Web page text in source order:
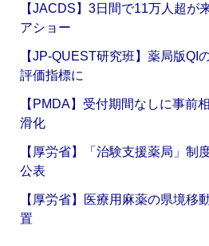
【JACDS】3日間で11万人超が
アショー
【JP-QUEST研究班】薬局版QI
評価指標に
【PMDA】受付期間なしに事前
滑化
【厚労省】「治験支援薬局」制
公表
【厚労省】医療用麻薬の県境移
置